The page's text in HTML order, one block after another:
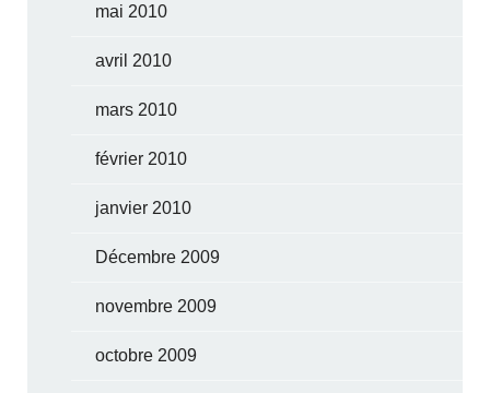
mai 2010
avril 2010
mars 2010
février 2010
janvier 2010
Décembre 2009
novembre 2009
octobre 2009